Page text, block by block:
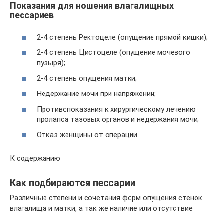
Показания для ношения влагалищных
пессариев
2-4 степень Ректоцеле (опущение прямой кишки);
2-4 степень Цистоцеле (опущение мочевого
пузыря);
2-4 степень опущения матки;
Недержание мочи при напряжении;
Противопоказания к хирургическому лечению
пролапса тазовых органов и недержания мочи;
Отказ женщины от операции.
К содержанию
Как подбираются пессарии
Различные степени и сочетания форм опущения стенок
влагалища и матки, а так же наличие или отсутствие